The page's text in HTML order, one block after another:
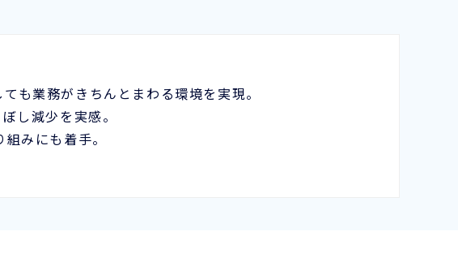
も業務がきちんとまわる環境を実現。
し減少を実感。
みにも着手。